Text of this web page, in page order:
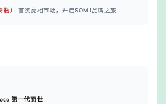
） 首次亮相市场，开启SOM1品牌之旅
第一代面世